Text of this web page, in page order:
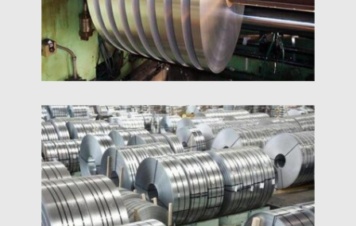
Tenké Hliníkové Pásiky
Tenké hliníkové pásy továrenská cena na predaj
Výrobca surovín z hliníkovej zliatiny, 1050 1060
1100 3003 8011 export hliníkových pásov